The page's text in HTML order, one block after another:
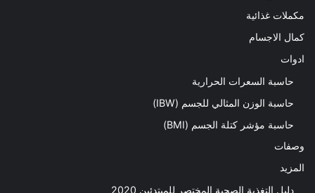
مكملات غذائية
كمال الاجسام
ادوات
حاسبة السعرات الحرارية
حاسبة الوزن المثالي للجسم (IBW)
حاسبة مؤشر كتلة الجسم (BMI)
وصفات
المزيد
دليل التغذية الصحية المختصر للمبتدئين 2020​